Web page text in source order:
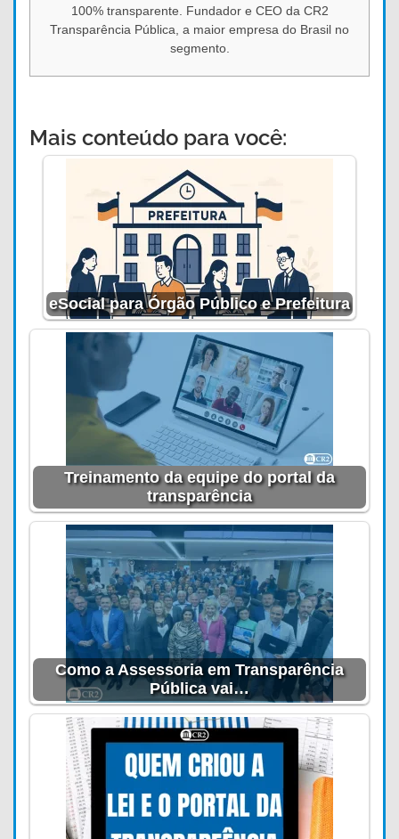
100% transparente. Fundador e CEO da CR2
Transparência Pública, a maior empresa do Brasil no
segmento.
Mais conteúdo para você:
eSocial para Órgão Público e Prefeitura
Treinamento da equipe do portal da
transparência
Como a Assessoria em Transparência
Pública vai…